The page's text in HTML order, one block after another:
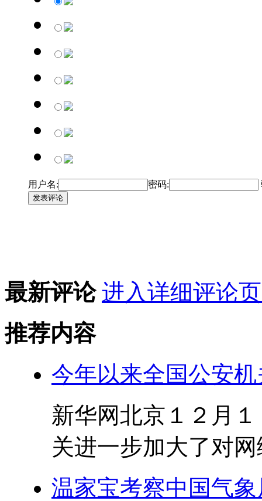
用户名: 密码:
发表评论
最新评论 进入详细评论
推荐内容
今年以来全国公安
新华网北京１２月
关进一步加大了对
温家宝考察中国气